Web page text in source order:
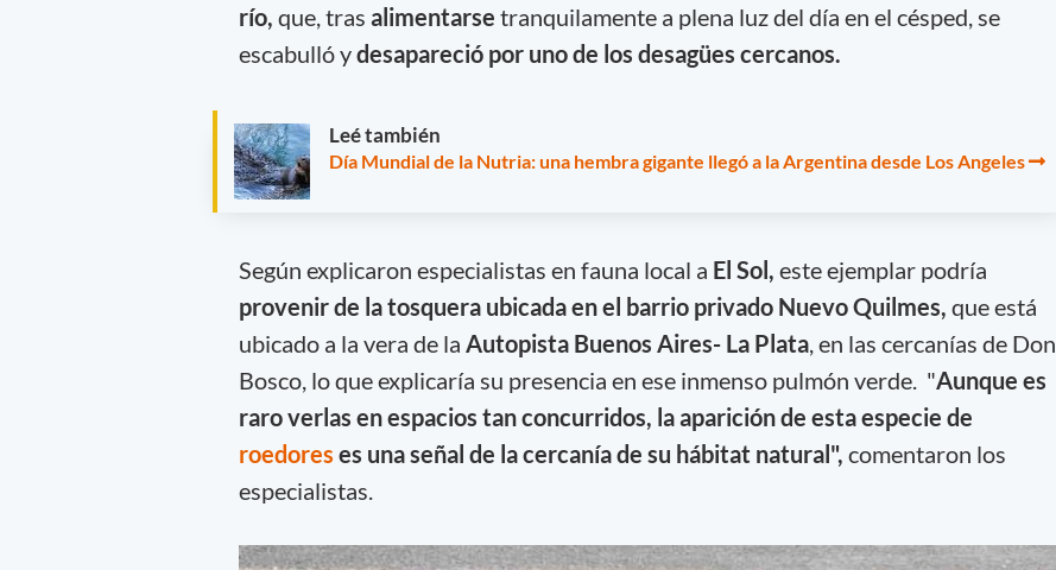
río, que, tras alimentarse tranquilamente a plena luz del día en el césped, se
escabulló ydesapareció por uno de los desagües cercanos.
Leé también
Día Mundial de la Nutria: una hembra gigante llegó a la Argentina desde Los Angeles
Según explicaron especialistas en fauna local a El Sol, este ejemplar podría
provenir de la tosquera ubicada en el barrio privado Nuevo Quilmes, que está
ubicado a la vera de la Autopista Buenos Aires- La Plata, en las cercanías de Don
Bosco, lo que explicaría su presencia en ese inmenso pulmón verde. "Aunque es
raro verlas en espacios tan concurridos, la aparición de esta especie de
roedores es una señal de la cercanía de su hábitat natural", comentaron los
especialistas.